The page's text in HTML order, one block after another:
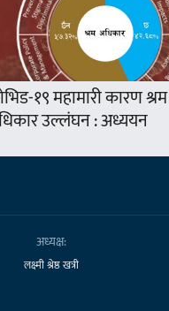
१९ महामारी कारण श्रम
उल्लंघन : अध्ययन
अध्यक्ष:
लक्ष्मी श्रेष्ठ खत्री